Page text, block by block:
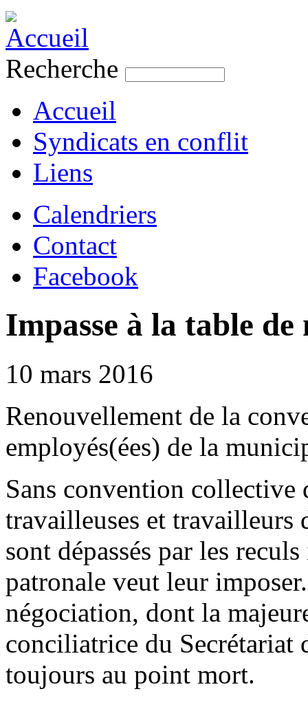
Jump to navigation
Formulaire de recherche
Recherche
Accueil
Syndicats en conflit
Liens
Calendriers
Contact
Facebook
Impasse à la table de
10 mars 2016
Renouvellement de la
employés(ées) de la
Sans convention collective
travailleuses et travailleurs
sont dépassés par les
patronale veut leur
négociation, dont la
conciliatrice du Secrétariat
toujours au point mort.